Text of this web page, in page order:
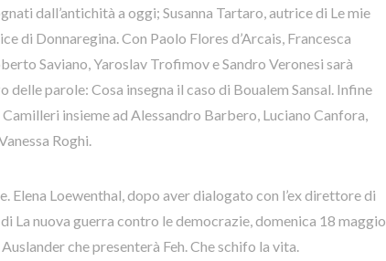
dall’antichità a oggi; Susanna Tartaro, autrice di Le mie
di Donnaregina. Con Paolo Flores d’Arcais, Francesca
Saviano, Yaroslav Trofimov e Sandro Veronesi sarà
parole: Cosa insegna il caso di Boualem Sansal. Infine
insieme ad Alessandro Barbero, Luciano Canfora,
Roghi.
Elena Loewenthal, dopo aver dialogato con l’ex direttore di
La nuova guerra contro le democrazie, domenica 18 maggio
che presenterà Feh. Che schifo la vita.